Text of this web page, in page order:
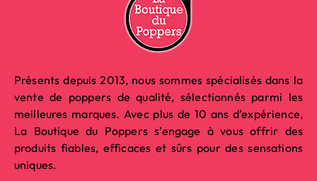
Présents depuis 2013, nous sommes spécialisés dans la
vente de poppers de qualité, sélectionnés parmi les
meilleures marques. Avec plus de 10 ans d’expérience,
La Boutique du Poppers s’engage à vous offrir des
produits fiables, efficaces et sûrs pour des sensations
uniques.